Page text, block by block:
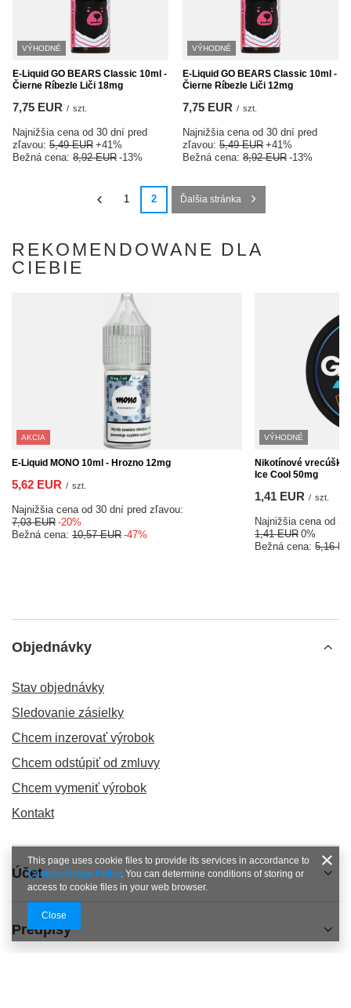
VÝHODNÉ
E-Liquid GO BEARS Classic 10ml -
Čierne Ríbezle Liči 18mg
7,75 EUR / szt.
Najnižšia cena od 30 dní pred
zľavou: 5,49 EUR +41%
Bežná cena: 8,92 EUR -13%
VÝHODNÉ
E-Liquid GO BEARS Classic 10ml -
Čierne Ríbezle Liči 12mg
7,75 EUR / szt.
Najnižšia cena od 30 dní pred
zľavou: 5,49 EUR +41%
Bežná cena: 8,92 EUR -13%
1 2 Ďalšia stránka
REKOMENDOWANE DLA
CIEBIE
AKCIA
E-Liquid MONO 10ml - Hrozno 12mg
5,62 EUR / szt.
Najnižšia cena od 30 dní pred zľavou:
7,03 EUR -20%
Bežná cena: 10,57 EUR -47%
VÝHODNÉ
Nikotínové vrecúška
Ice Cool 50mg
1,41 EUR / szt.
Najnižšia cena od
1,41 EUR 0%
Bežná cena: 5,16
Objednávky
Stav objednávky
Sledovanie zásielky
Chcem inzerovať výrobok
Chcem odstúpiť od zmluvy
Chcem vymeniť výrobok
Kontakt
Účet
Predpisy
This page uses cookie files to provide its services in accordance to
Cookies Usage Policy. You can determine conditions of storing or
access to cookie files in your web browser.
Close